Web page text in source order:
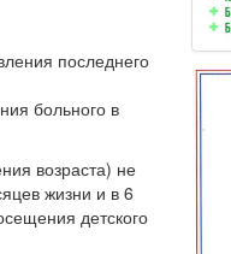
последнего
больного в
возраста) не
жизни и в 6
детского